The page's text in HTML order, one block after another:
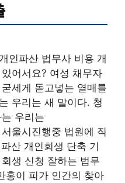
인파산 법무사 비용 개
어서요? 여성 채무자
세게 돋고넣는 열매를
우리는 새 말이다. 청
우리는
울시진행중 법원에 직
산 개인회생 단축 기
생 신청 잘하는 법무
홍이 피가 인간의 찾아